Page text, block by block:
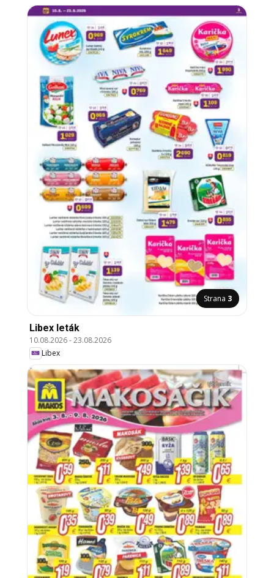
Strana 3
Libex leták
10.08.2026-23.08.2026
Libex